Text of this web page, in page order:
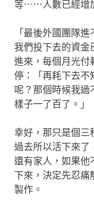
等⋯⋯人數已經增
「最後外國團隊
我們投下去的資金
進來，每個月光
停：「再耗下去不
呢？那個時候我過
樣子一了百了。」
幸好，那只是個三
過去所以活下來了
還有家人，如果他
下來，決定先忍痛
製作。